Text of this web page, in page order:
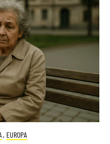
, EUROPA